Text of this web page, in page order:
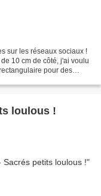
sur les réseaux sociaux !
10 cm de côté, j'ai voulu
pour des
loulous !